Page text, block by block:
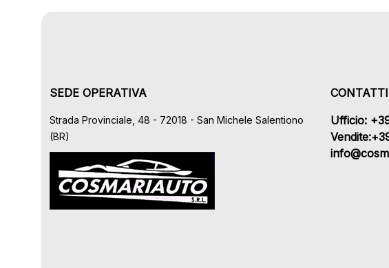
SEDE OPERATIVA
Strada Provinciale, 48 - 72018 - San Michele Salentiono
(BR)
CONTATTI
Ufficio: